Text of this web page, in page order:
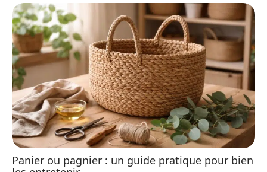
Panier ou pagnier : un guide pratique pour bien